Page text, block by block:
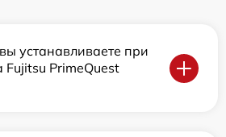
устанавливаете при
Fujitsu PrimeQuest